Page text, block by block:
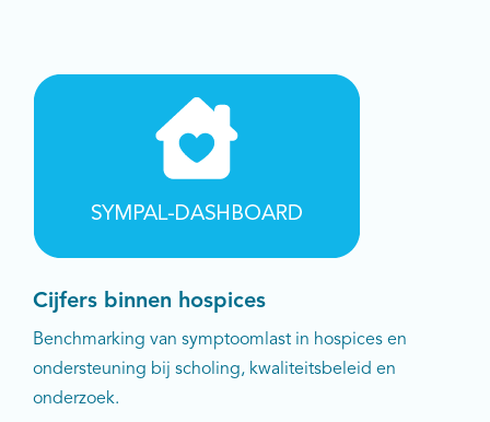
Cijfers binnen hospices
Benchmarking van symptoomlast in hospices en
ondersteuning bij scholing, kwaliteitsbeleid en
onderzoek.